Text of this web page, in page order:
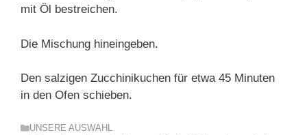
mit Öl bestreichen.
Die Mischung hineingeben.
Den salzigen Zucchinikuchen für etwa 45 Minuten
in den Ofen schieben.
Kategorien
UNSERE AUSWAHL